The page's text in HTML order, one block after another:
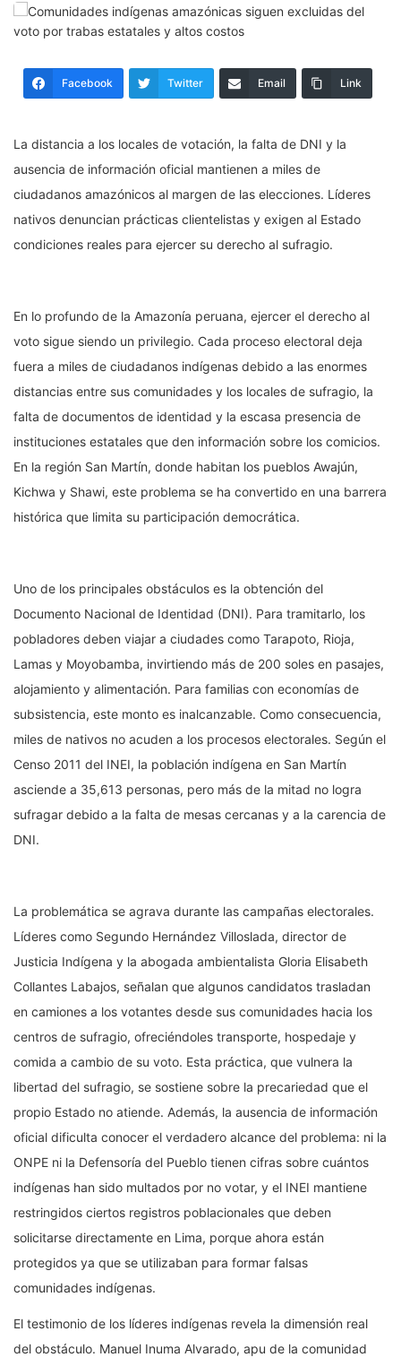
Facebook Twitter Email Link
La distancia a los locales de votación, la falta de DNI y la
ausencia de información oficial mantienen a miles de
ciudadanos amazónicos al margen de las elecciones. Líderes
nativos denuncian prácticas clientelistas y exigen al Estado
condiciones reales para ejercer su derecho al sufragio.
En lo profundo de la Amazonía peruana, ejercer el derecho al
voto sigue siendo un privilegio. Cada proceso electoral deja
fuera a miles de ciudadanos indígenas debido a las enormes
distancias entre sus comunidades y los locales de sufragio, la
falta de documentos de identidad y la escasa presencia de
instituciones estatales que den información sobre los comicios.
En la región San Martín, donde habitan los pueblos Awajún,
Kichwa y Shawi, este problema se ha convertido en una barrera
histórica que limita su participación democrática.
Uno de los principales obstáculos es la obtención del
Documento Nacional de Identidad (DNI). Para tramitarlo, los
pobladores deben viajar a ciudades como Tarapoto, Rioja,
Lamas y Moyobamba, invirtiendo más de 200 soles en pasajes,
alojamiento y alimentación. Para familias con economías de
subsistencia, este monto es inalcanzable. Como consecuencia,
miles de nativos no acuden a los procesos electorales. Según el
Censo 2011 del INEI, la población indígena en San Martín
asciende a 35,613 personas, pero más de la mitad no logra
sufragar debido a la falta de mesas cercanas y a la carencia de
DNI.
La problemática se agrava durante las campañas electorales.
Líderes como Segundo Hernández Villoslada, director de
Justicia Indígena y la abogada ambientalista Gloria Elisabeth
Collantes Labajos, señalan que algunos candidatos trasladan
en camiones a los votantes desde sus comunidades hacia los
centros de sufragio, ofreciéndoles transporte, hospedaje y
comida a cambio de su voto. Esta práctica, que vulnera la
libertad del sufragio, se sostiene sobre la precariedad que el
propio Estado no atiende. Además, la ausencia de información
oficial dificulta conocer el verdadero alcance del problema: ni la
ONPE ni la Defensoría del Pueblo tienen cifras sobre cuántos
indígenas han sido multados por no votar, y el INEI mantiene
restringidos ciertos registros poblacionales que deben
solicitarse directamente en Lima, porque ahora están
protegidos ya que se utilizaban para formar falsas
comunidades indígenas.
El testimonio de los líderes indígenas revela la dimensión real
del obstáculo. Manuel Inuma Alvarado, apu de la comunidad